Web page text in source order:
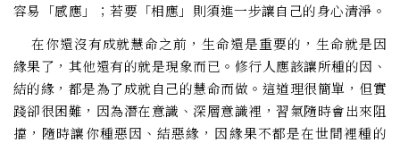
容易「感應」；若要「相應」則須進一步讓自己的身心清淨。
在你還沒有成就慧命之前，生命還是重要的，生命就是因
緣果了，其他還有的就是現象而已。修行人應該讓所種的因、
結的緣，都是為了成就自己的慧命而做。這道理很簡單，但實
踐卻很困難，因為潛在意識、深層意識裡，習氣隨時會出來阻
擋，隨時讓你種惡因、結惡緣，因緣果不都是在世間裡種的